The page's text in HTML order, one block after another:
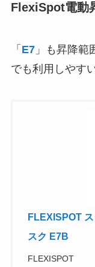
FlexiSpot電動
「 E7」も昇降範
でも利用しやす
FLEXISPOT
スク E7B
FLEXISPOT